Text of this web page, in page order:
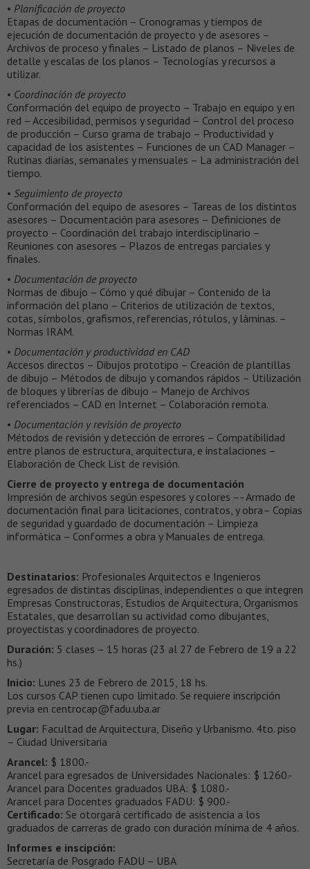
• Planificación de proyecto
Etapas de documentación – Cronogramas y tiempos de
ejecución de documentación de proyecto y de asesores –
Archivos de proceso y finales – Listado de planos – Niveles de
detalle y escalas de los planos – Tecnologías y recursos a
utilizar.
• Coordinación de proyecto
Conformación del equipo de proyecto – Trabajo en equipo y en
red – Accesibilidad, permisos y seguridad – Control del proceso
de producción – Curso grama de trabajo – Productividad y
capacidad de los asistentes – Funciones de un CAD Manager –
Rutinas diarias, semanales y mensuales – La administración del
tiempo.
• Seguimiento de proyecto
Conformación del equipo de asesores – Tareas de los distintos
asesores – Documentación para asesores – Definiciones de
proyecto – Coordinación del trabajo interdisciplinario –
Reuniones con asesores – Plazos de entregas parciales y
finales.
• Documentación de proyecto
Normas de dibujo – Cómo y qué dibujar – Contenido de la
información del plano – Criterios de utilización de textos,
cotas, símbolos, grafismos, referencias, rótulos, y láminas. –
Normas IRAM.
• Documentación y productividad en CAD
Accesos directos – Dibujos prototipo – Creación de plantillas
de dibujo – Métodos de dibujo y comandos rápidos – Utilización
de bloques y librerías de dibujo – Manejo de Archivos
referenciados – CAD en Internet – Colaboración remota.
• Documentación y revisión de proyecto
Métodos de revisión y detección de errores – Compatibilidad
entre planos de estructura, arquitectura, e instalaciones –
Elaboración de Check List de revisión.
Cierre de proyecto y entrega de documentación
Impresión de archivos según espesores y colores –- Armado de
documentación final para licitaciones, contratos, y obra– Copias
de seguridad y guardado de documentación – Limpieza
informática – Conformes a obra y Manuales de entrega.
Destinatarios: Profesionales Arquitectos e Ingenieros
egresados de distintas disciplinas, independientes o que integren
Empresas Constructoras, Estudios de Arquitectura, Organismos
Estatales, que desarrollan su actividad como dibujantes,
proyectistas y coordinadores de proyecto.
Duración: 5 clases – 15 horas (23 al 27 de Febrero de 19 a 22
hs.)
Inicio: Lunes 23 de Febrero de 2015, 18 hs.
Los cursos CAP tienen cupo limitado. Se requiere inscripción
previa en centrocap@fadu.uba.ar
Lugar: Facultad de Arquitectura, Diseño y Urbanismo. 4to. piso
– Ciudad Universitaria
Arancel: $ 1800.-
Arancel para egresados de Universidades Nacionales: $ 1260.-
Arancel para Docentes graduados UBA: $ 1080.-
Arancel para Docentes graduados FADU: $ 900.-
Certificado: Se otorgará certificado de asistencia a los
graduados de carreras de grado con duración mínima de 4 años.
Informes e inscipción:
Secretaría de Posgrado FADU – UBA